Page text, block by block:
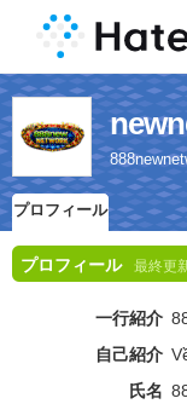
プロフィール
プロフィール 最終更
一行紹介
自己紹介
氏名